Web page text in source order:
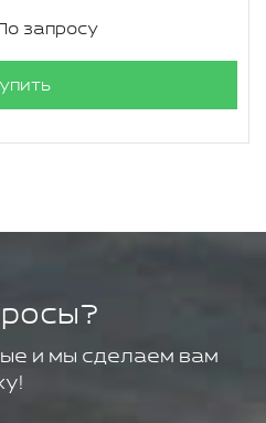
запросу
и мы сделаем вам